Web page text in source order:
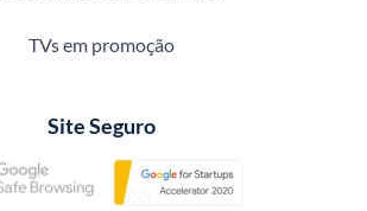
TVs em promoção
Site Seguro